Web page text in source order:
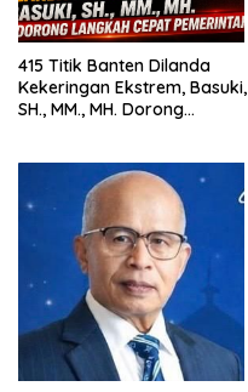
415 Titik Banten Dilanda
Kekeringan Ekstrem, Basuki,
SH., MM., MH. Dorong